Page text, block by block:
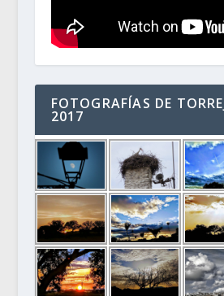
FOTOGRAFÍAS DE
2017